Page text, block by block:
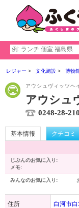
レジャー 文化施設 博物
アウシュヴィッツヘ
アウシュ
0248-28-
基本情報 クチコミ
じぶんのお気に入り:
メモ:
みんなのお気に入り:
住所 白河市